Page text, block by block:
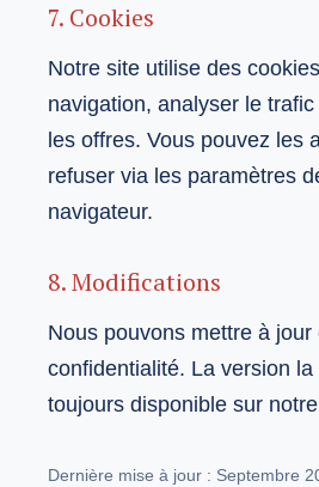
7. Cookies
Notre site utilise des
navigation, analyser le
les offres. Vous pouvez les
refuser via les paramètres
navigateur.
8. Modifications
Nous pouvons mettre à
confidentialité. La version
toujours disponible sur
Dernière mise à jour : Septembre